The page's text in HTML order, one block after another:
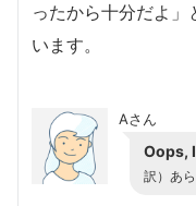
ったから十分だよ
います。
Aさん
Oops,
訳）あ